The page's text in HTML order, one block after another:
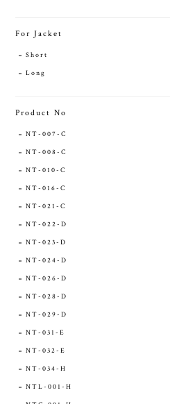
For Jacket
Short
Long
Product No
NT-007-C
NT-008-C
NT-010-C
NT-016-C
NT-021-C
NT-022-D
NT-023-D
NT-024-D
NT-026-D
NT-028-D
NT-029-D
NT-031-E
NT-032-E
NT-034-H
NTL-001-H